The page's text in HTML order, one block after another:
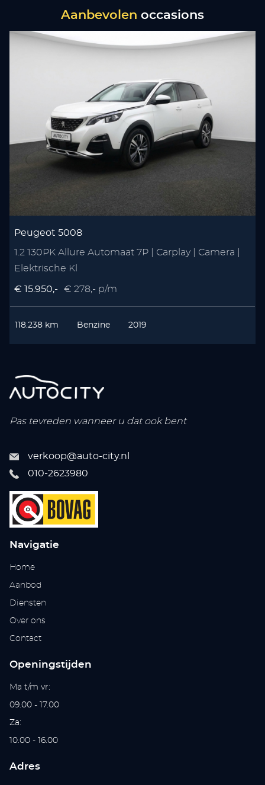
Aanbevolen occasions
Peugeot 5008
1.2 130PK Allure Automaat 7P | Carplay | Camera |
Elektrische Kl
€ 15.950,- € 278,- p/m
118.238 km Benzine 2019
Pas tevreden wanneer u dat ook bent
verkoop@auto-city.nl
010-2623980
Navigatie
Home
Aanbod
Diensten
Over ons
Contact
Openingstijden
Ma t/m vr:
09.00 - 17.00
Za:
10.00 - 16.00
Adres